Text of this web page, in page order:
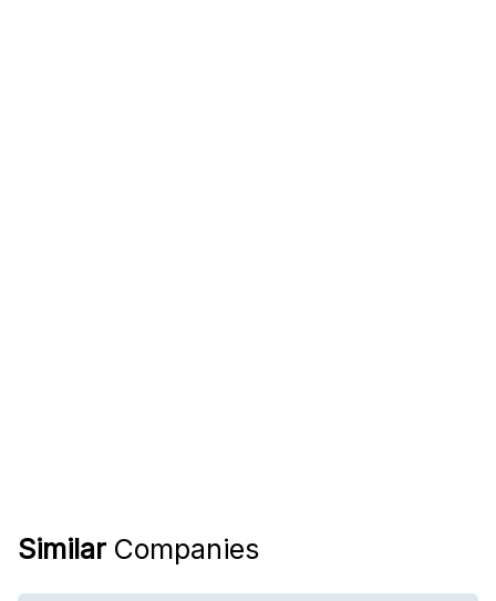
Similar Companies